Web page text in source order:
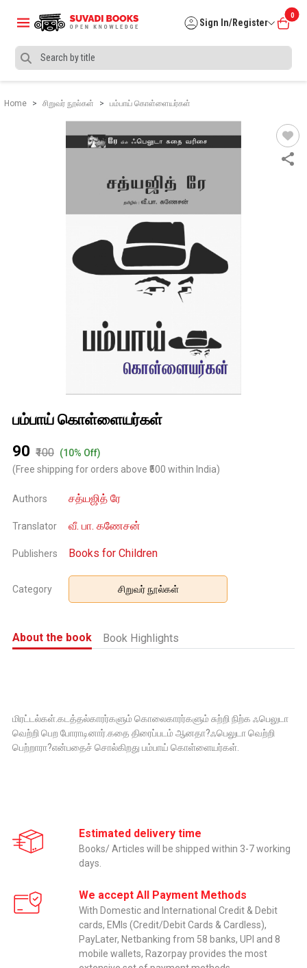
Sign In/Register
0
Home சிறுவர் நூல்கள் பம்பாய் கொள்ளையர்கள்
பம்பாய் கொள்ளையர்கள்
₹90 ₹100 (10% Off)
(Free shipping for orders above ₹500 within India)
Authors சத்யஜித் ரே
Translator வீ. பா. கணேசன்
Publishers Books for Children
Category சிறுவர் நூல்கள்
About the book Book Highlights
மிரட்டல்கள்.கடத்தல்காரர்களும் கொலைகாரர்களும் சுற்றி நிற்க ஃபெலுடா
வெற்றி பெற போராடினார்.கதை திரைப்படம் ஆனதா?ஃபெலுடா வெற்றி
பெற்றாரா?என்பதைச் சொல்கிறது பம்பாய் கொள்ளையர்கள்.
Estimated delivery time
Books/ Articles will be shipped within 3-7 working
days.
We accept All Payment Methods
With Domestic and International Credit & Debit
cards, EMIs (Credit/Debit Cards & Cardless),
PayLater, Netbanking from 58 banks, UPI and 8
mobile wallets, Razorpay provides the most